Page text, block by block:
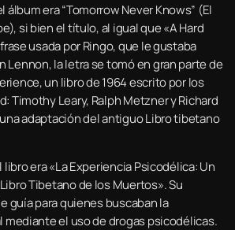
álbum era “Tomorrow Never Knows” (El
si bien el título, al igual que «A Hard
frase usada por Ringo, que le gustaba
Lennon, la letra se tomó en gran parte de
un libro de 1964 escrito por los
Timothy Leary, Ralph Metzner y Richard
adaptación del antiguo Libro tibetano
era «La Experiencia Psicodélica: Un
Tibetano de los Muertos». Su
guía para quienes buscaban la
el uso de drogas psicodélicas.